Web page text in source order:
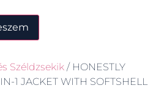
Széldzsekik / HONESTLY
1 JACKET WITH SOFTSHELL